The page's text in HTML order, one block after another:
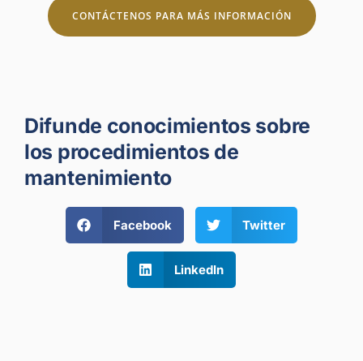
CONTÁCTENOS PARA MÁS INFORMACIÓN
Difunde conocimientos sobre
los procedimientos de
mantenimiento
Facebook Twitter
LinkedIn